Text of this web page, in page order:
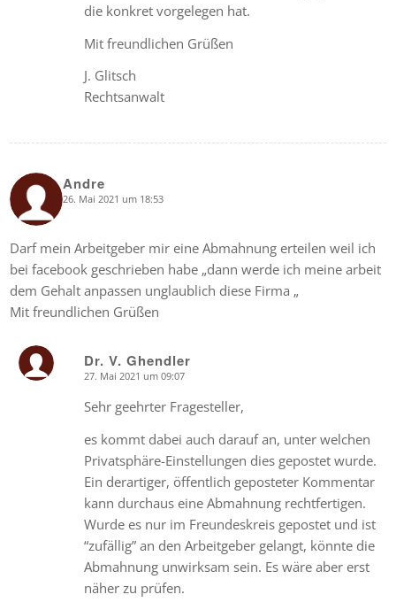
die konkret vorgelegen hat.
Mit freundlichen Grüßen
J. Glitsch
Rechtsanwalt
Andre
says: 26. Mai 2021 um 18:53
Darf mein Arbeitgeber mir eine Abmahnung erteilen weil ich
bei facebook geschrieben habe „dann werde ich meine arbeit
dem Gehalt anpassen unglaublich diese Firma „
Mit freundlichen Grüßen
Dr. V. Ghendler
27. Mai 2021 um 09:07
Sehr geehrter Fragesteller,
es kommt dabei auch darauf an, unter welchen
Privatsphäre-Einstellungen dies gepostet wurde.
Ein derartiger, öffentlich geposteter Kommentar
kann durchaus eine Abmahnung rechtfertigen.
Wurde es nur im Freundeskreis gepostet und ist
“zufällig” an den Arbeitgeber gelangt, könnte die
Abmahnung unwirksam sein. Es wäre aber erst
näher zu prüfen.